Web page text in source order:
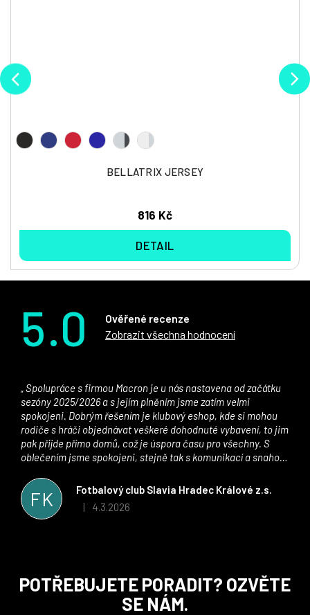
BELLATRIX JERSEY
816 Kč
DETAIL
5.0
Ověřené recenze
Zobrazit všechna hodnocení
FK
Fotbalový club Slavia Hradec Králové z.s.
Hodnocení obchodu je 5 z 5 hvězdiček.
| 4.3.2026
sezóny 2025/2026 a s jejím plněním jsme zatím velmi
spokojeni. Dobrým řešením je klubový eshop, kde si mohou
rodiče s hráči objednávat veškeré dohodnuté vybavení, to jim
pak přijde přímo domů, což je úspora času pro všechny. S
oblečením jsme spokojeni, stejně tak s komunikací a snahou
stran. Věříme, že v tomto duchu bude spolupráce pokračovat
i nadále, nyní už začínáme řešit i první sady dresů ;)
POTŘEBUJETE PORADIT? OZVĚTE
SE NÁM.